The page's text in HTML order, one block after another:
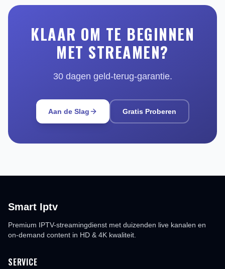
KLAAR OM TE BEGINNEN
MET STREAMEN?
30 dagen geld-terug-garantie.
Aan de Slag Gratis Proberen
Smart Iptv
Premium IPTV-streamingdienst met duizenden live kanalen en
on-demand content in HD & 4K kwaliteit.
SERVICE